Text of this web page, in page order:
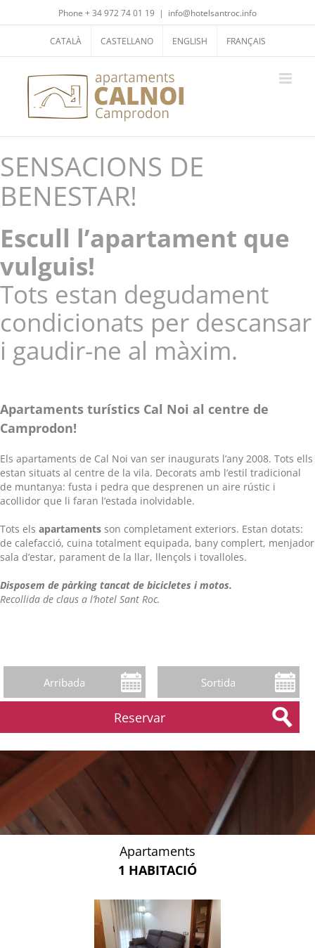
Phone + 34 972 74 01 19 | info@hotelsantroc.info
CATALÀ CASTELLANO ENGLISH FRANÇAIS
SENSACIONS DE
BENESTAR!
Escull l’apartament que
vulguis!
Tots estan degudament
condicionats per descansar
i gaudir-ne al màxim.
Apartaments turístics Cal Noi al centre de
Camprodon!
Els apartaments de Cal Noi van ser inaugurats l’any 2008. Tots ells
estan situats al centre de la vila. Decorats amb l’estil tradicional
de muntanya: fusta i pedra que desprenen un aire rústic i
acollidor que li faran l’estada inolvidable.
Tots els apartaments son completament exteriors. Estan dotats:
de calefacció, cuina totalment equipada, bany complert, menjador
sala d’estar, parament de la llar, llençols i tovalloles.
Disposem de pàrking tancat de bicicletes i motos.
Recollida de claus a l’hotel Sant Roc.
Apartaments
1 HABITACIÓ